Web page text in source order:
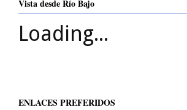
Vista desde Río Bajo
Loading...
ENLACES PREFERIDOS